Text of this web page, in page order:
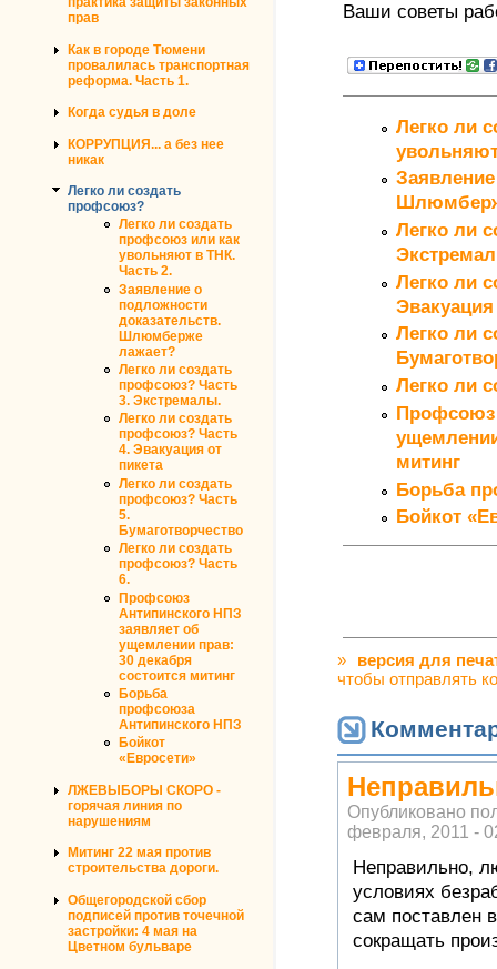
прав
Как в городе Тюмени
провалилась транспортная
реформа. Часть 1.
Когда судья в доле
КОРРУПЦИЯ... а без нее
никак
Легко ли создать
профсоюз?
Легко ли создать
профсоюз или как
увольняют в ТНК.
Часть 2.
Заявление о
подложности
доказательств.
Шлюмберже
лажает?
Легко ли создать
профсоюз? Часть
3. Экстремалы.
Легко ли создать
профсоюз? Часть
4. Эвакуация от
пикета
Легко ли создать
профсоюз? Часть
5.
Бумаготворчество
Легко ли создать
профсоюз? Часть
6.
Профсоюз
Антипинского НПЗ
заявляет об
ущемлении прав:
30 декабря
состоится митинг
Борьба
профсоюза
Антипинского НПЗ
Бойкот
«Евросети»
ЛЖЕВЫБОРЫ СКОРО -
горячая линия по
нарушениям
Митинг 22 мая против
строительства дороги.
Общегородской сбор
подписей против точечной
застройки: 4 мая на
Цветном бульваре
Ваши советы
Легко ли
Легко ли
Легко ли
Эвакуация
Легко ли
Легко ли
Профсоюз
митинг
Борьба
Бойкот
»
версия для
чтобы отправлять
Опубликовано
февраля, 2011 -
Неправильно,
условиях
сам поставлен
сокращать